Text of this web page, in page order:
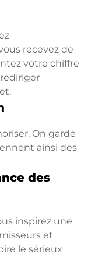
recevez de
votre chiffre
On garde
ainsi des
des
inspirez une
et
le sérieux